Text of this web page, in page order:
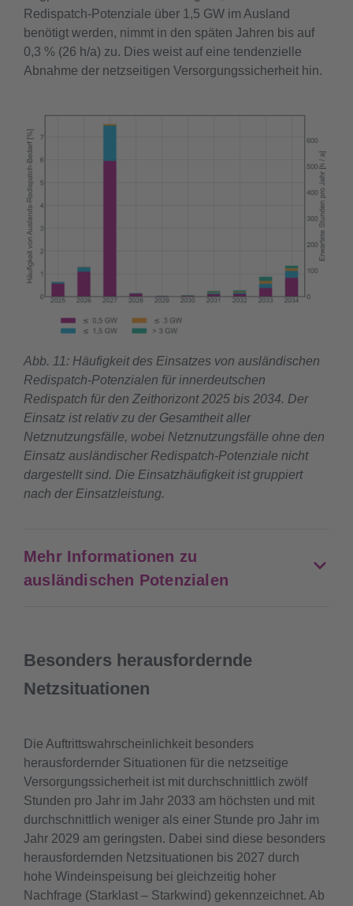
Redispatch-Potenziale über 1,5 GW im Ausland
benötigt werden, nimmt in den späten Jahren bis auf
0,3 % (26 h/a) zu. Dies weist auf eine tendenzielle
Abnahme der netzseitigen Versorgungssicherheit hin.
Abb. 11: Häufigkeit des Einsatzes von ausländischen
Redispatch-Potenzialen für innerdeutschen
Redispatch für den Zeithorizont 2025 bis 2034. Der
Einsatz ist relativ zu der Gesamtheit aller
Netznutzungsfälle, wobei Netznutzungsfälle ohne den
Einsatz ausländischer Redispatch-Potenziale nicht
dargestellt sind. Die Einsatzhäufigkeit ist gruppiert
nach der Einsatzleistung.
Mehr Informationen zu
ausländischen Potenzialen
Besonders herausfordernde
Netzsituationen
Die Auftrittswahrscheinlichkeit besonders
herausfordernder Situationen für die netzseitige
Versorgungssicherheit ist mit durchschnittlich zwölf
Stunden pro Jahr im Jahr 2033 am höchsten und mit
durchschnittlich weniger als einer Stunde pro Jahr im
Jahr 2029 am geringsten. Dabei sind diese besonders
herausfordernden Netzsituationen bis 2027 durch
hohe Windeinspeisung bei gleichzeitig hoher
Nachfrage (Starklast – Starkwind) gekennzeichnet. Ab